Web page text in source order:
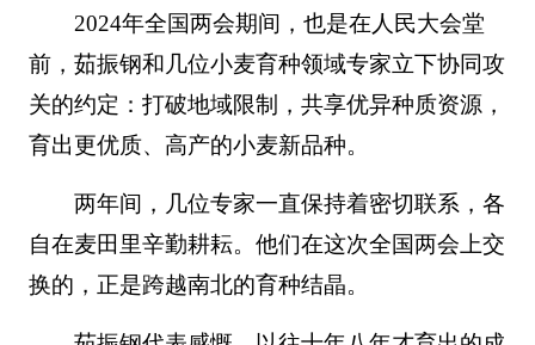
2024年全国两会期间，也是在人民大会堂
前，茹振钢和几位小麦育种领域专家立下协同攻
关的约定：打破地域限制，共享优异种质资源，
育出更优质、高产的小麦新品种。
两年间，几位专家一直保持着密切联系，各
自在麦田里辛勤耕耘。他们在这次全国两会上交
换的，正是跨越南北的育种结晶。